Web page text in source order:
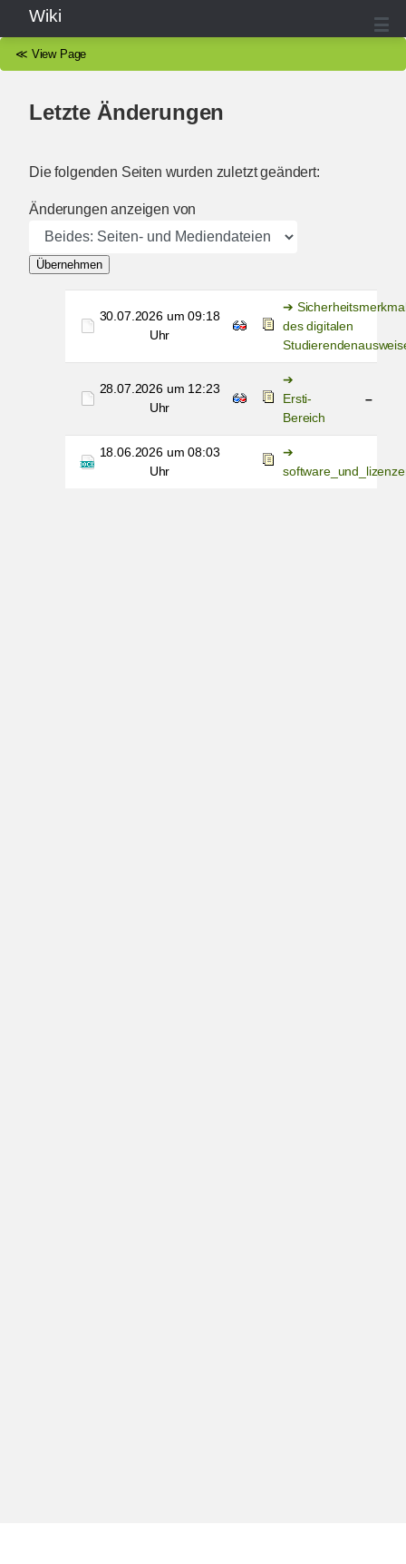
Wiki
≪ View Page
Letzte Änderungen
Die folgenden Seiten wurden zuletzt geändert:
Änderungen anzeigen von
Übernehmen
30.07.2026 um 09:18
Uhr
des digitalen
28.07.2026 um 12:23
Uhr
Ersti-
Bereich
–
18.06.2026 um 08:03
Uhr